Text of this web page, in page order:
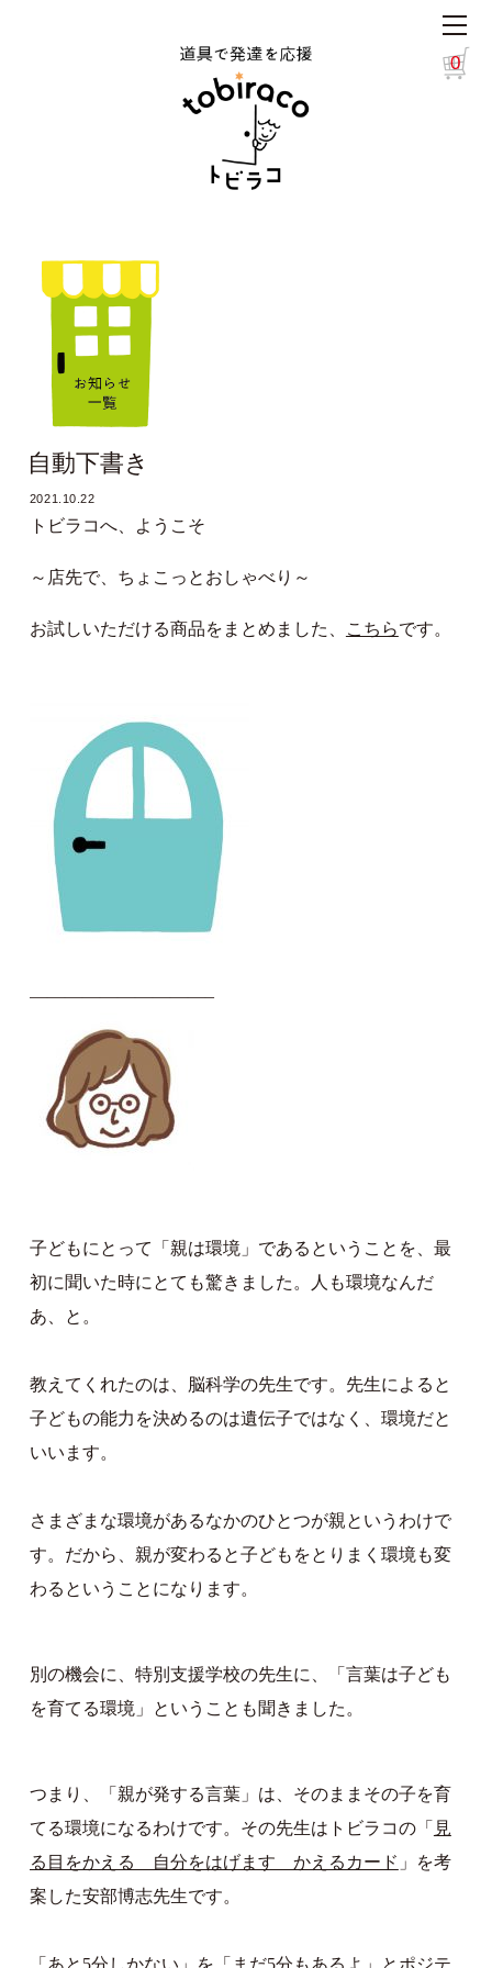
0
自動下書き
2021.10.22
トビラコへ、ようこそ
～店先で、ちょこっとおしゃべり～
お試しいただける商品をまとめました、 こちらです。
——————————–
子どもにとって「親は環境」であるということを、最
初に聞いた時にとても驚きました。人も環境なんだ
あ、と。
教えてくれたのは、脳科学の先生です。先生によると
子どもの能力を決めるのは遺伝子ではなく、環境だと
いいます。
さまざまな環境があるなかのひとつが親というわけで
す。だから、親が変わると子どもをとりまく環境も変
わるということになります。
別の機会に、特別支援学校の先生に、「言葉は子ども
を育てる環境」ということも聞きました。
つまり、「親が発する言葉」は、そのままその子を育
てる環境になるわけです。その先生はトビラコの「 見
る目をかえる 自分をはげます かえるカード 」を考
案した安部博志先生です。
「あと5分しかない」を「まだ5分もあるよ」とポジテ